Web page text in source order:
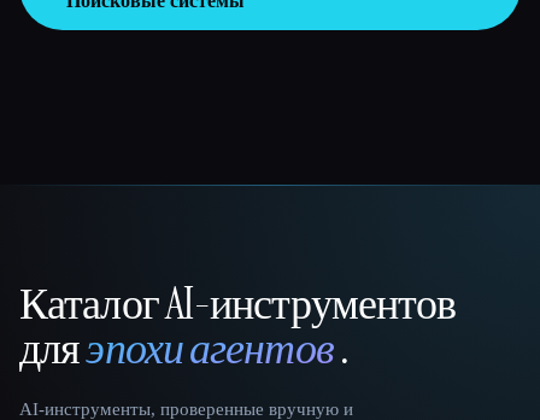
That AI Collection
Каталог AI-инструментов
дляэпохи агентов.
AI-инструменты, проверенные вручную и